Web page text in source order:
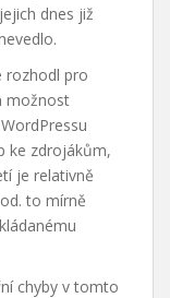
dnes již
rozhodl pro
možnost
ke zdrojákům,
je relativně
to mírně
chyby v tomto